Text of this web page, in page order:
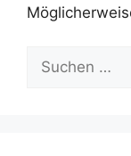
Suche
nach: